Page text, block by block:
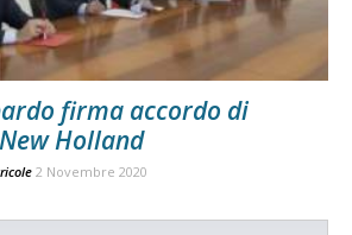
firma accordo di
Holland
2 Novembre 2020